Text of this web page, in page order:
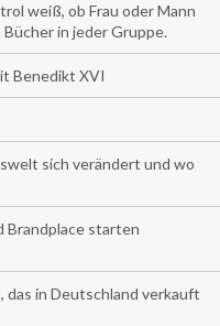
weiß, ob Frau oder Mann
in jeder Gruppe.
Benedikt XVI
sich verändert und wo
Brandplace starten
das in Deutschland verkauft